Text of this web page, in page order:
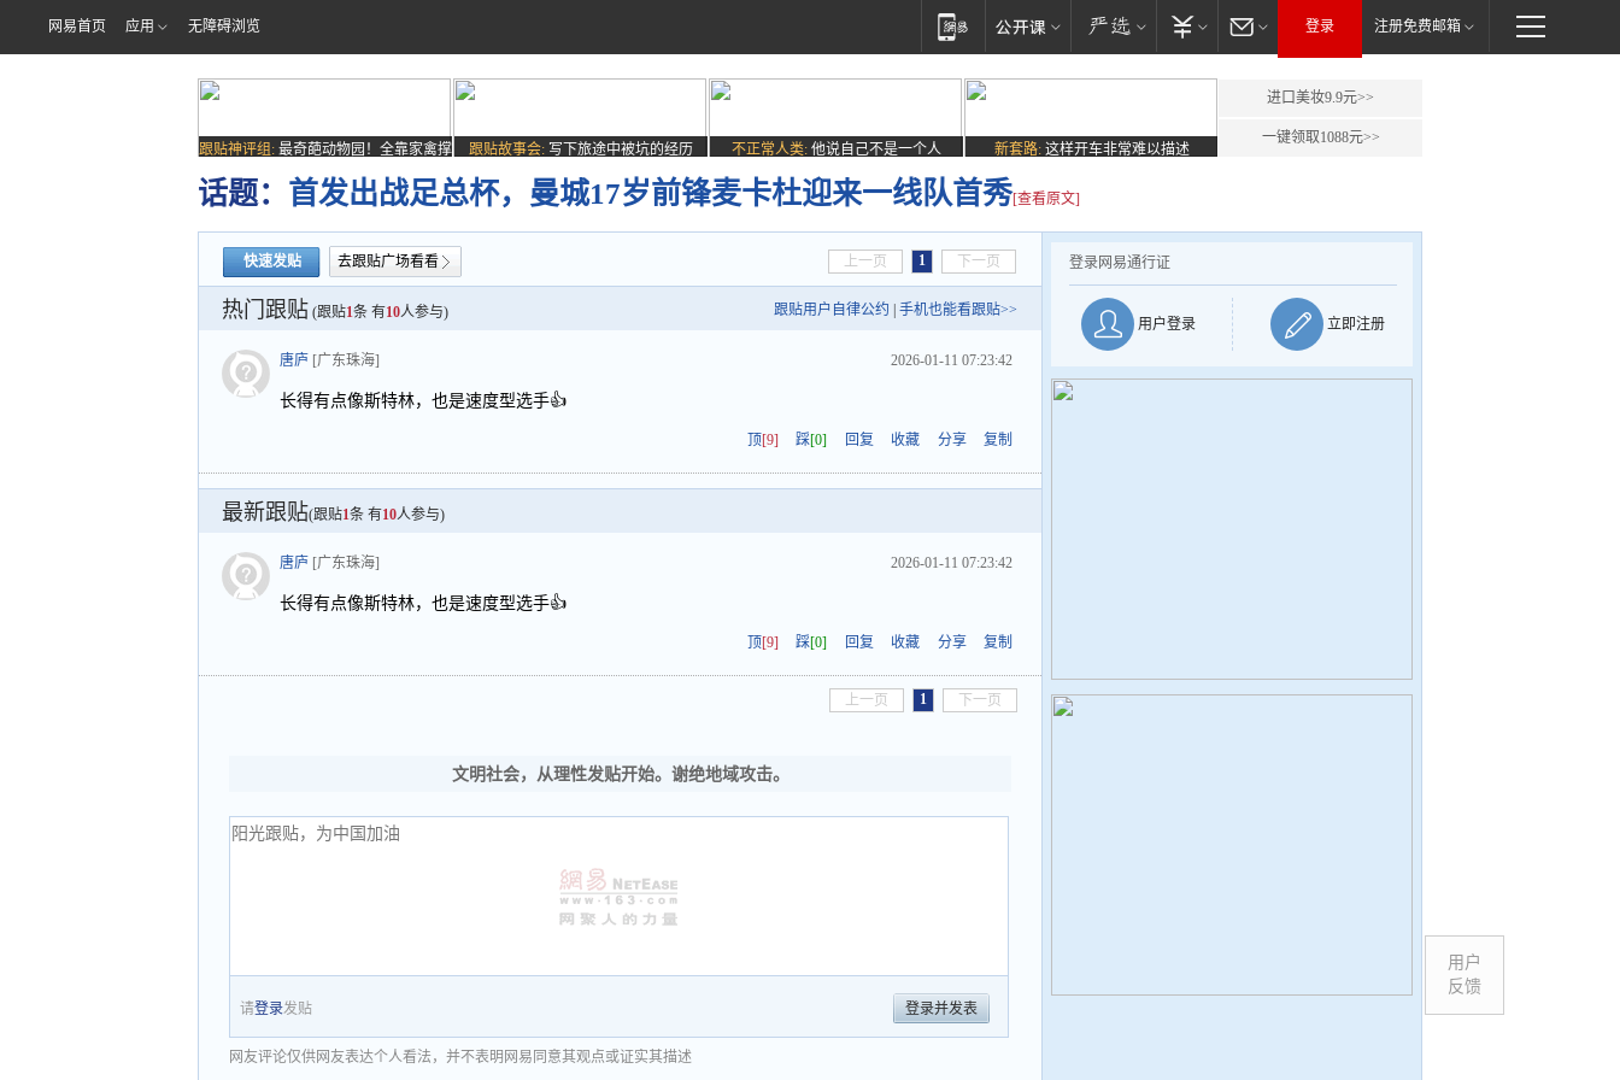
网易首页 应用 无障碍浏览 登录 注册免费邮箱
跟贴神评组: 最奇葩动物园！全靠家禽撑
场子
跟贴故事会: 写下旅途中被坑的经历 不正常人类: 他说自己不是一个人 新套路: 这样开车非常难以描述
进口美妆9.9元>>
一键领取1088元>>
话题： 首发出战足总杯，曼城17岁前锋麦卡杜迎来一线队首秀[查看原文]
快速发贴 去跟贴广场看看 上一页 1 下一页
热门跟贴 (跟贴1条 有10人参与) 跟贴用户自律公约 手机也能看跟贴>>
唐庐 [广东珠海] 2026-01-11 07:23:42
长得有点像斯特林，也是速度型选手👍
顶[9] 踩[0] 回复 收藏 分享 复制
最新跟贴(跟贴1条 有10人参与)
唐庐 [广东珠海] 2026-01-11 07:23:42
长得有点像斯特林，也是速度型选手👍
顶[9] 踩[0] 回复 收藏 分享 复制
上一页 1 下一页
文明社会，从理性发贴开始。谢绝地域攻击。
请登录发贴 登录并发表
网友评论仅供网友表达个人看法，并不表明网易同意其观点或证实其描述
登录网易通行证
用户登录 立即注册
用户
反馈